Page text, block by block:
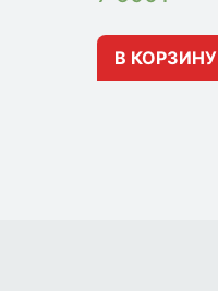
В КОРЗИНУ